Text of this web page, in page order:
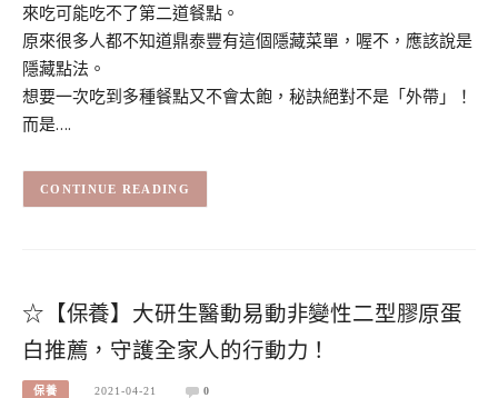
來吃可能吃不了第二道餐點。
原來很多人都不知道鼎泰豐有這個隱藏菜單，喔不，應該說是
隱藏點法。
想要一次吃到多種餐點又不會太飽，秘訣絕對不是「外帶」！
而是….
CONTINUE READING
☆【保養】大研生醫動易動非變性二型膠原蛋
白推薦，守護全家人的行動力！
保養 2021-04-21 0